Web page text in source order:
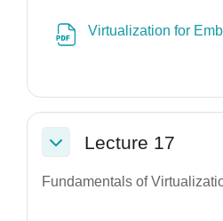
Virtualization for
Σύμπτυξη
Lecture 17
Fundamentals of